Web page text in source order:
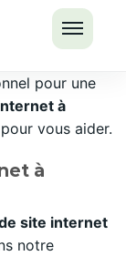
LE
MENU
pour une
à
vous aider.
à
site internet
notre